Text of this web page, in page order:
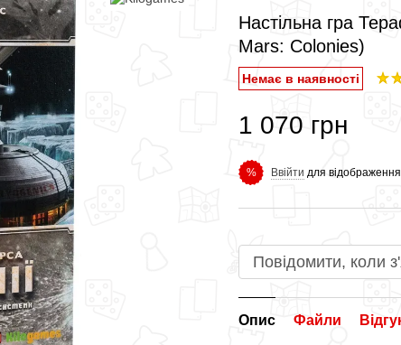
Настільна гра
Mars: Colonies)
Немає в наявності
1 070 грн
% Ввійти для
Повідомити, коли
Опис Файли